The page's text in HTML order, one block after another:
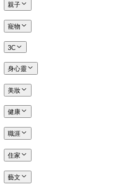
親子
寵物
3C
身心靈
美妝
健康
職涯
住家
藝文